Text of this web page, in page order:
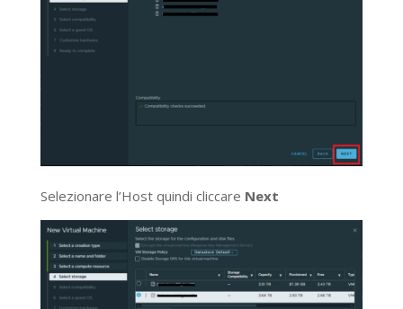
Selezionare l’Host quindi cliccare Next